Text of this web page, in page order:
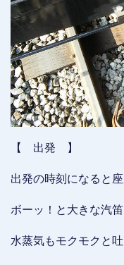
【 出発 】
出発の時刻になると
ボーッ！と大きな汽
水蒸気もモクモクと吐